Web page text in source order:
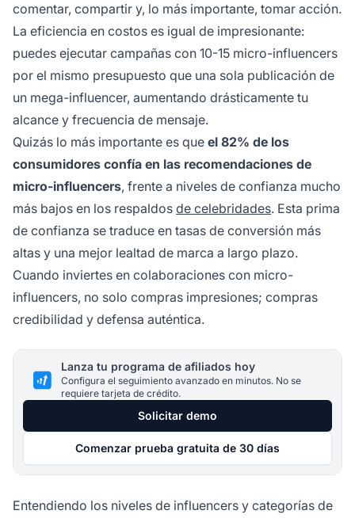
comentar, compartir y, lo más importante, tomar acción.
La eficiencia en costos es igual de impresionante:
puedes ejecutar campañas con 10-15 micro-influencers
por el mismo presupuesto que una sola publicación de
un mega-influencer, aumentando drásticamente tu
alcance y frecuencia de mensaje.
Quizás lo más importante es que el 82% de los
consumidores confía en las recomendaciones de
micro-influencers, frente a niveles de confianza mucho
más bajos en los respaldos de celebridades. Esta prima
de confianza se traduce en tasas de conversión más
altas y una mejor lealtad de marca a largo plazo.
Cuando inviertes en colaboraciones con micro-
influencers, no solo compras impresiones; compras
credibilidad y defensa auténtica.
Lanza tu programa de afiliados hoy
Configura el seguimiento avanzado en minutos. No se
requiere tarjeta de crédito.
Solicitar demo
Comenzar prueba gratuita de 30 días
Entendiendo los niveles de influencers y categorías de